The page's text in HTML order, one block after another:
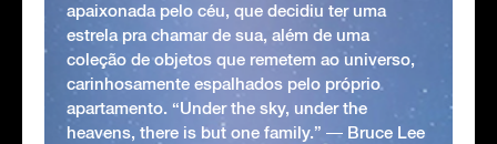
apaixonada pelo céu, que decidiu ter uma
estrela pra chamar de sua, além de uma
coleção de objetos que remetem ao universo,
carinhosamente espalhados pelo próprio
apartamento. “Under the sky, under the
heavens, there is but one family.” ― Bruce Lee